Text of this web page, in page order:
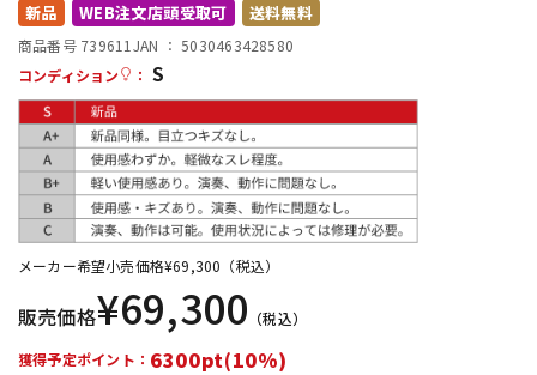
配信/ライブ機器
中古
新品 WEB注文店頭受取可 送料無料
商品番号 739611 JAN ：5030463428580
コンディション
： S
メーカー希望小売価格¥69,300 （税込）
販売価格¥69,300 （税込）
獲得予定ポイント： 6300pt(10%)